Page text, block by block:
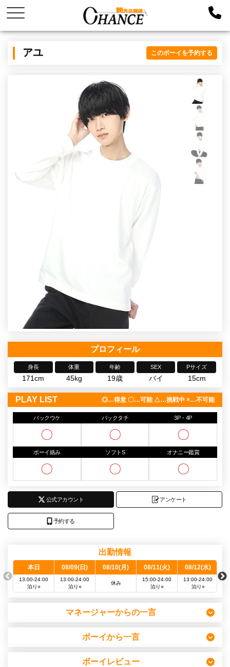
アユ このボーイを予約する
プロフィール
身長
171cm
体重
45kg
年齢
19歳
SEX
バイ
Pサイズ
15cm
PLAY LIST ◎…得意 〇…可能 △…挑戦中 ×…不可能
バックウケ
〇
バックタチ
〇
3P・4P
〇
ボーイ絡み
〇
ソフトS
〇
オナニー鑑賞
〇
公式アカウント アンケート
予約する
出勤情報
本日
13:00-24:00
泊り○
08/09(日)
13:00-24:00
泊り○
08/10(月)
休み
08/11(火)
15:00-24:00
泊り○
08/12(水)
13:00-24:00
泊り○
マネージャーからの一言
ボーイから一言
ボーイレビュー